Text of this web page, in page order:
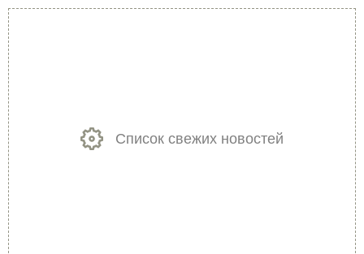
Список свежих новостей